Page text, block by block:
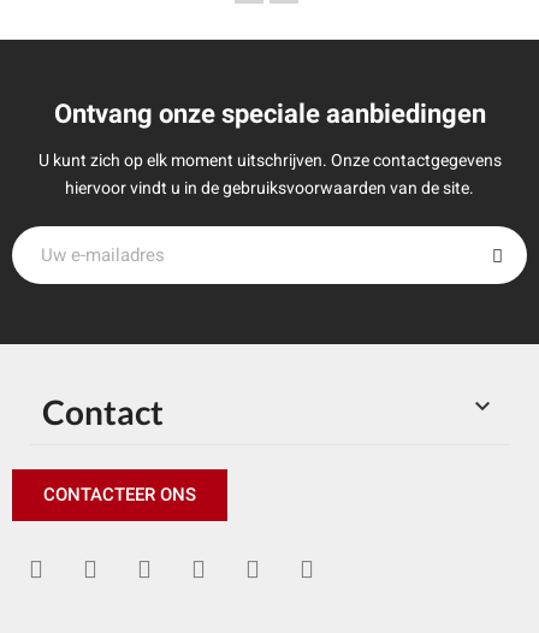
Ontvang onze speciale aanbiedingen
U kunt zich op elk moment uitschrijven. Onze contactgegevens
hiervoor vindt u in de gebruiksvoorwaarden van de site.

Contact
CONTACTEER ONS